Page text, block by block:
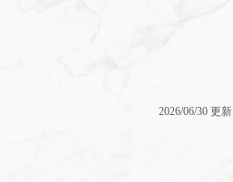
2026/06/30 更新